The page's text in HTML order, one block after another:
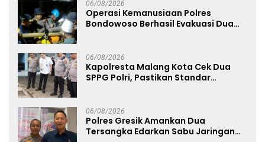
06/08/2026
Operasi Kemanusiaan Polres
Bondowoso Berhasil Evakuasi Dua
06/08/2026
Kapolresta Malang Kota Cek Dua
SPPG Polri, Pastikan Standar
06/08/2026
Polres Gresik Amankan Dua
Tersangka Edarkan Sabu Jaringan